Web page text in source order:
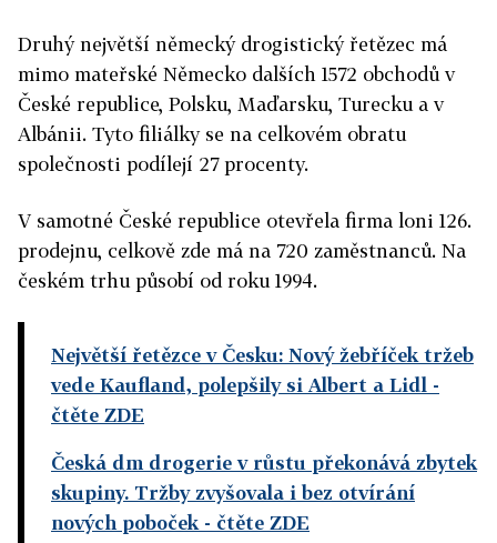
Druhý největší německý drogistický řetězec má
mimo mateřské Německo dalších 1572 obchodů v
České republice, Polsku, Maďarsku, Turecku a v
Albánii. Tyto filiálky se na celkovém obratu
společnosti podílejí 27 procenty.
V samotné České republice otevřela firma loni 126.
prodejnu, celkově zde má na 720 zaměstnanců. Na
českém trhu působí od roku 1994.
Největší řetězce v Česku: Nový žebříček tržeb
vede Kaufland, polepšily si Albert a Lidl -
čtěte ZDE
Česká dm drogerie v růstu překonává zbytek
skupiny. Tržby zvyšovala i bez otvírání
nových poboček - čtěte ZDE